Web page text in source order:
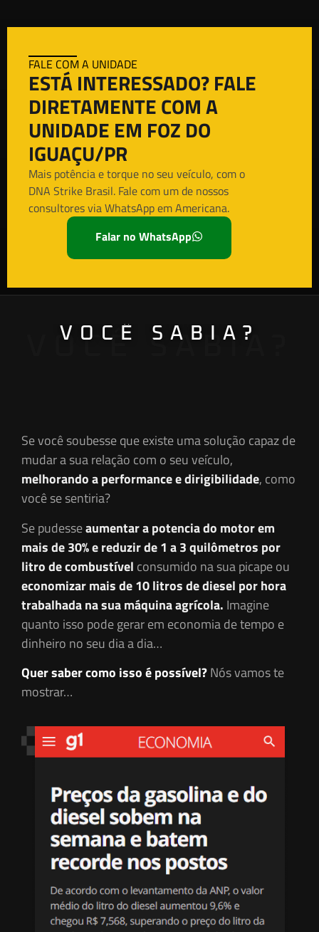
FALE COM A UNIDADE
ESTÁ INTERESSADO? FALE
DIRETAMENTE COM A
UNIDADE EM FOZ DO
IGUAÇU/PR
Mais potência e torque no seu veículo, com o
DNA Strike Brasil. Fale com um de nossos
consultores via WhatsApp em Americana.
Falar no WhatsApp
VOCÊ SABIA?
VOCÊ SABIA?
Se você soubesse que existe uma solução capaz de
mudar a sua relação com o seu veículo,
melhorando a performance e dirigibilidade, como
você se sentiria?
Se pudesseaumentar a potencia do motor em
mais de 30% e reduzir de 1 a 3 quilômetros por
litro de combustível consumido na sua picape ou
economizar mais de 10 litros de diesel por hora
trabalhada na sua máquina agrícola. Imagine
quanto isso pode gerar em economia de tempo e
dinheiro no seu dia a dia…
Quer saber como isso é possível?Nós vamos te
mostrar…